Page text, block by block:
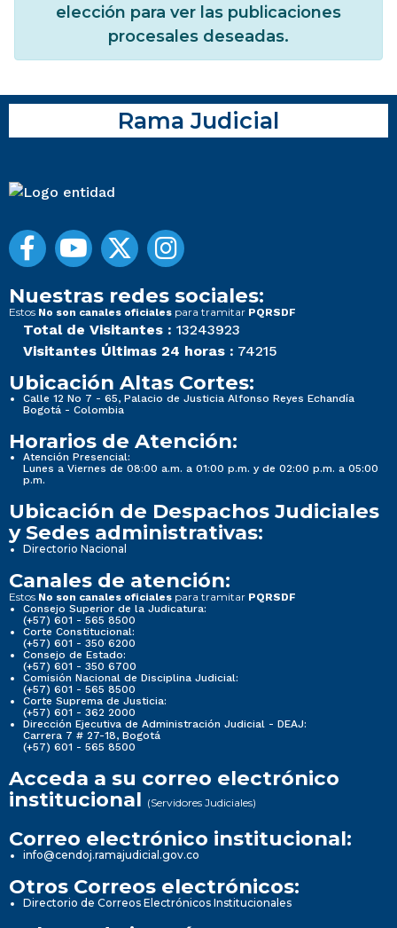
elección para ver las publicaciones
procesales deseadas.
Rama Judicial
Nuestras redes sociales:
Estos No son canales oficiales para tramitar PQRSDF
Total de Visitantes : 13243923
Visitantes Últimas 24 horas : 74215
Ubicación Altas Cortes:
Calle 12 No 7 - 65, Palacio de Justicia Alfonso Reyes Echandía
Bogotá - Colombia
Horarios de Atención:
Atención Presencial:
Lunes a Viernes de 08:00 a.m. a 01:00 p.m. y de 02:00 p.m. a 05:00
p.m.
Ubicación de Despachos Judiciales
y Sedes administrativas:
Directorio Nacional
Canales de atención:
Estos No son canales oficiales para tramitar PQRSDF
Consejo Superior de la Judicatura:
(+57) 601 - 565 8500
Corte Constitucional:
(+57) 601 - 350 6200
Consejo de Estado:
(+57) 601 - 350 6700
Comisión Nacional de Disciplina Judicial:
(+57) 601 - 565 8500
Corte Suprema de Justicia:
(+57) 601 - 362 2000
Dirección Ejecutiva de Administración Judicial - DEAJ:
Carrera 7 # 27-18, Bogotá
(+57) 601 - 565 8500
Acceda a su correo electrónico
institucional (Servidores Judiciales)
Correo electrónico institucional:
info@cendoj.ramajudicial.gov.co
Otros Correos electrónicos:
Directorio de Correos Electrónicos Institucionales